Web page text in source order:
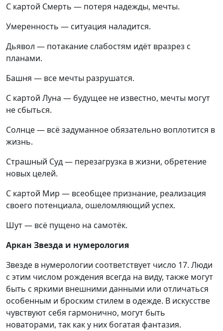
С картой Смерть — потеря надежды, мечты.
Умеренность — ситуация наладится.
Дьявол — потакание слабостям идёт вразрез с
планами.
Башня — все мечты разрушатся.
С картой Луна — будущее не известно, мечты могут
не сбыться.
Солнце — всё задуманное обязательно воплотится в
жизнь.
Страшный Суд — перезагрузка в жизни, обретение
новых целей.
С картой Мир — всеобщее признание, реализация
своего потенциала, ошеломляющий успех.
Шут — всё пущено на самотёк.
Аркан Звезда и нумерология
Звезде в нумерологии соответствует число 17. Люди
с этим числом рождения всегда на виду, также могут
быть с яркими внешними данными или отличаться
особенным и броским стилем в одежде. В искусстве
чувствуют себя гармонично, могут быть
новаторами, так как у них богатая фантазия.